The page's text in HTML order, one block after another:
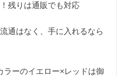
残りは通販でも対応
通はなく、手に入れるなら
ラーのイエロー×レッドは御